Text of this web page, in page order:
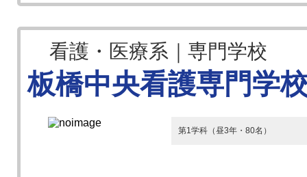
看護・医療系｜専門学校
板橋中央看護専門学
第1学科（昼3年・80名）